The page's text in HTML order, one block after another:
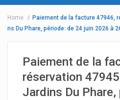
Home
Paiement de la facture 47946,
ns Du Phare, période: de 24 juin 2026 à
Paiement de la
réservation
Jardins Du Phare,